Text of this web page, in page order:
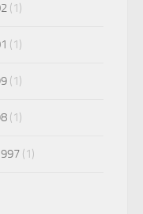
(1)
(1)
(1)
(1)
(1)